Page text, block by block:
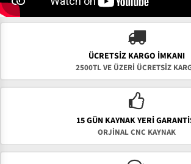
ÜCRETSIZ KARGO İMKANI
2500TL VE ÜZERİ ÜCRETSİZ
15 GÜN KAYNAK YERI
ORJİNAL CNC KAYNAK